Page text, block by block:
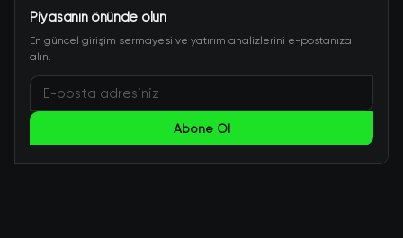
Piyasanın önünde olun
En güncel girişim sermayesi ve yatırım analizlerini e-postanıza
alın.
Abone Ol